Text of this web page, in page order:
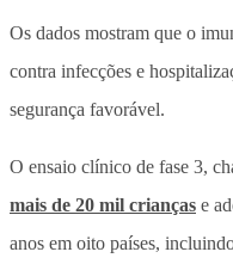
Os dados mostram que o
contra infecções e
segurança favorável.
O ensaio clínico de fase 3,
mais de 20 mil crianças e
anos em oito países,